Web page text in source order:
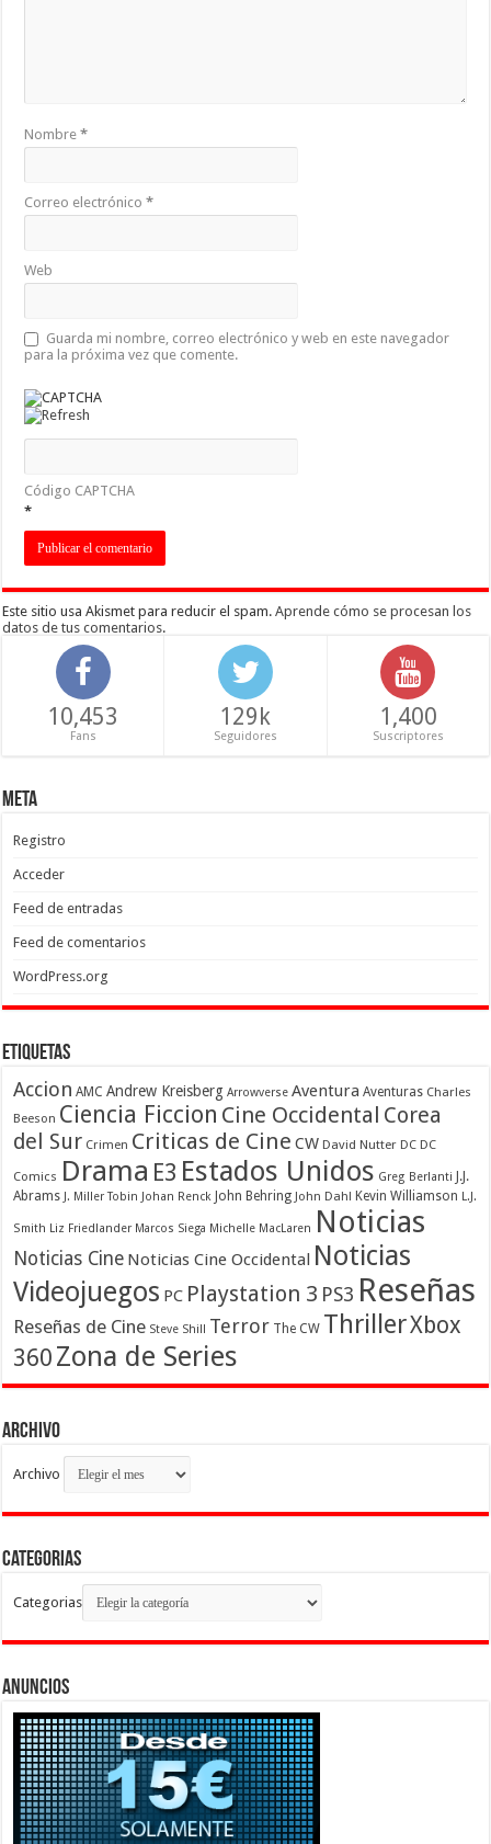
Nombre*
Correo electrónico*
Web
Guarda mi nombre, correo electrónico y web en este navegador
para la próxima vez que comente.
Código CAPTCHA
*
Este sitio usa Akismet para reducir el spam.Aprende cómo se procesan los
datos de tus comentarios.
10,453
Fans
129k
Seguidores
1,400
Suscriptores
Meta
Registro
Acceder
Feed de entradas
Feed de comentarios
WordPress.org
Etiquetas
Accion AMC Andrew Kreisberg Arrowverse Aventura Aventuras Charles
Beeson Ciencia Ficcion Cine Occidental Corea
del Sur Crimen Criticas de Cine CW David Nutter DC DC
Comics Drama E3 Estados Unidos Greg Berlanti J.J.
Abrams J. Miller Tobin Johan Renck John Behring John Dahl Kevin Williamson L.J.
Smith Liz Friedlander Marcos Siega Michelle MacLaren Noticias
Noticias Cine Noticias Cine Occidental Noticias
Videojuegos PC Playstation 3 PS3 Reseñas
Reseñas de Cine Steve Shill Terror The CW ThrillerXbox
360 Zona de Series
Archivo
Archivo
Categorias
Categorias
Anuncios